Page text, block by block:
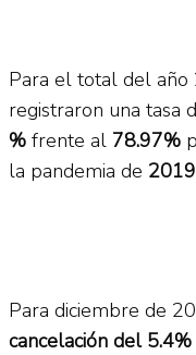
Para el total del año
registraron una tasa
% frente al 78.97%
la pandemia de
Para diciembre de
cancelación del